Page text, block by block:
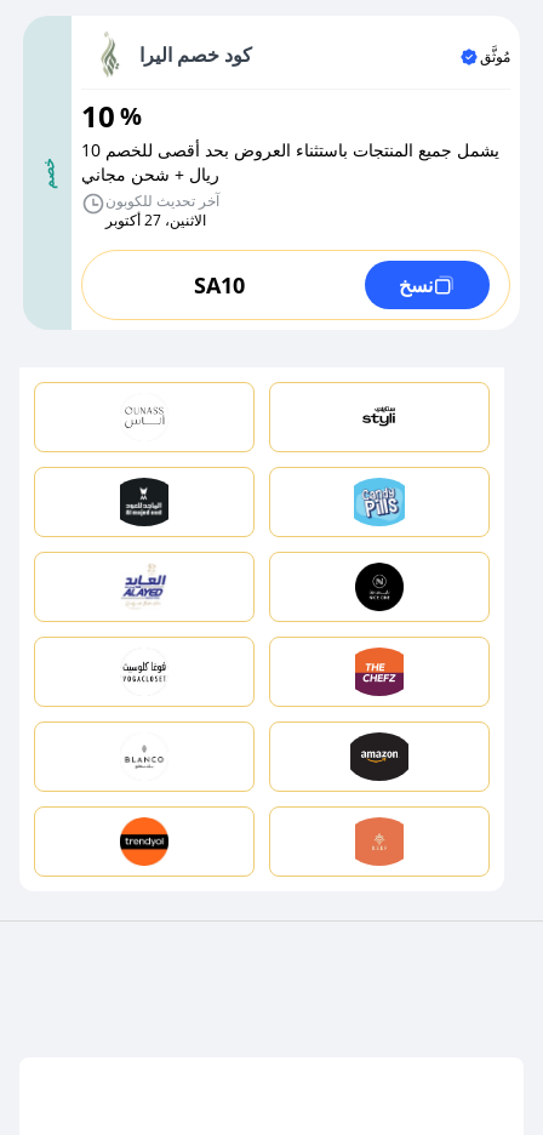
خصم
كود خصم اليرا مُوثَّق
10%
يشمل جميع المنتجات باستثناء العروض بحد أقصى للخصم 10
ريال + شحن مجاني
آخر تحديث للكوبون
الاثنين، 27 أكتوبر
SA10 نسخ